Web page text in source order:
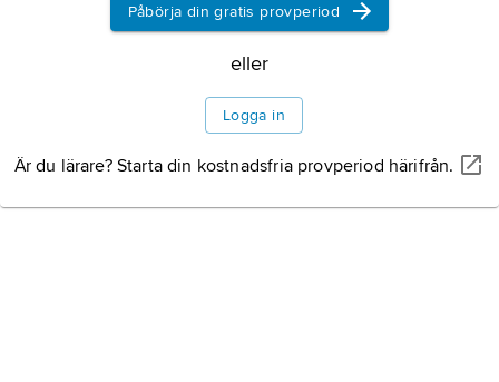
Information om artikeln
Påbörja din gratis provperiod
eller
Logga in
Är du lärare? Starta din kostnadsfria provperiod härifrån.